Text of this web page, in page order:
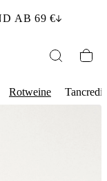
AB 69 €
Rotweine Tancredi